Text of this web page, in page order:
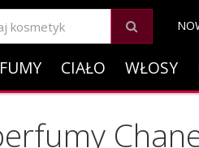
CIAŁO WŁOSY